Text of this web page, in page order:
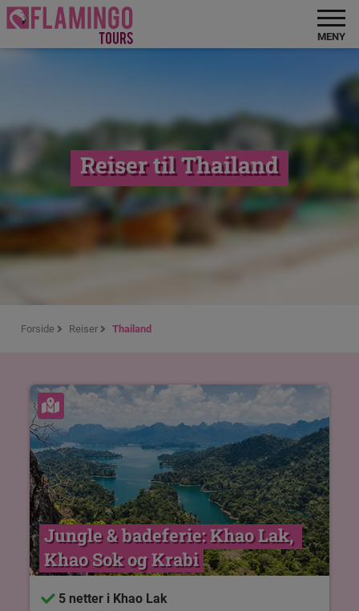
MENY
Reiser til Thailand
Forside Reiser Thailand
Se kart
Jungle & badeferie: Khao Lak,
Khao Sok og Krabi
5 netter i Khao Lak